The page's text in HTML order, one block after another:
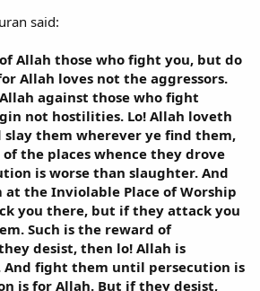
said:
Allah those who fight you, but do
Allah loves not the aggressors.
against those who fight
not hostilities. Lo! Allah loveth
slay them wherever ye find them,
the places whence they drove
is worse than slaughter. And
the Inviolable Place of Worship
you there, but if they attack you
Such is the reward of
desist, then lo! Allah is
And fight them until persecution is
is for Allah. But if they desist,